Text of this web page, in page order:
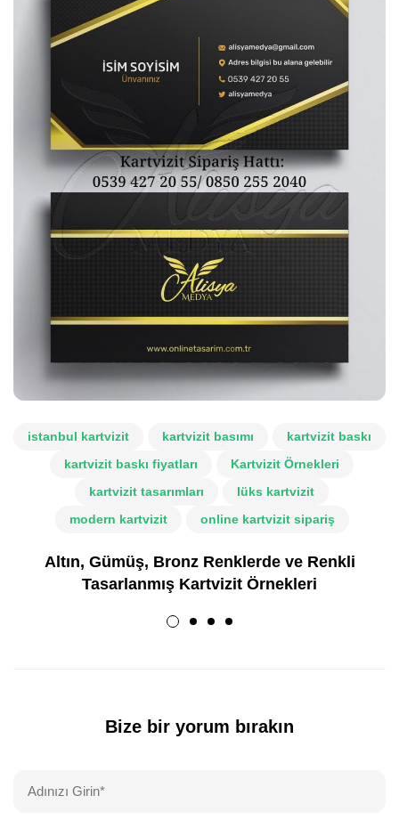
istanbul kartvizit kartvizit basımı
kartvizit baskı
kartvizit baskı fiyatları
Kartvizit Örnekleri
kartvizit tasarımları
lüks kartvizit
modern kartvizit
online kartvizit sipariş
Altın, Gümüş, Bronz Renklerde ve Renkli
Tasarlanmış Kartvizit Örnekleri
Bize bir yorum bırakın